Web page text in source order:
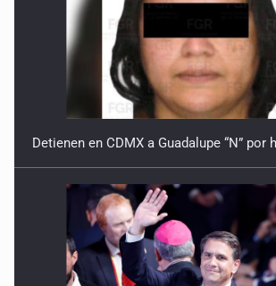
Detienen en CDMX a Guadalupe “N” por